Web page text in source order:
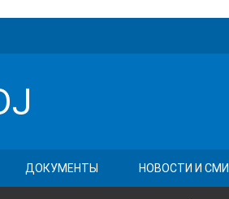
ДОКУМЕНТЫ НОВОСТИ И СМИ